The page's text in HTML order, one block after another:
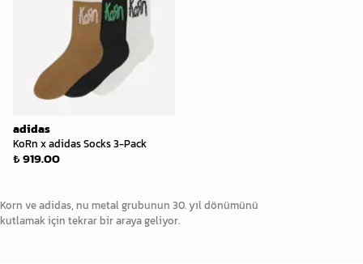
adidas
KoRn x adidas Socks 3-Pack
₺ 919.00
Korn ve adidas, nu metal grubunun 30. yıl dönümünü
kutlamak için tekrar bir araya geliyor.